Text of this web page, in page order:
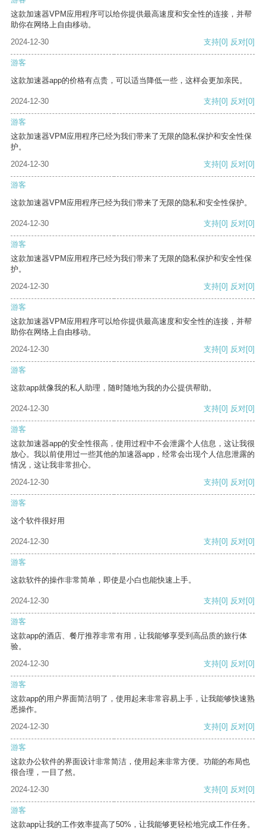
这款加速器VPM应用程序可以给你提供最高速度和安全性的连接，并帮
助你在网络上自由移动。
2024-12-30
支持[0] 反对[0]
游客
这款加速器app的价格有点贵，可以适当降低一些，这样会更加亲民。
2024-12-30 支持[0] 反对[0]
游客
这款加速器VPM应用程序已经为我们带来了无限的隐私保护和安全性保
护。
2024-12-30
支持[0] 反对[0]
游客
这款加速器VPM应用程序已经为我们带来了无限的隐私和安全性保护。
2024-12-30 支持[0] 反对[0]
游客
这款加速器VPM应用程序已经为我们带来了无限的隐私保护和安全性保
护。
2024-12-30
支持[0] 反对[0]
游客
这款加速器VPM应用程序可以给你提供最高速度和安全性的连接，并帮
助你在网络上自由移动。
2024-12-30
支持[0] 反对[0]
游客
这款app就像我的私人助理，随时随地为我的办公提供帮助。
2024-12-30 支持[0] 反对[0]
游客
这款加速器app的安全性很高，使用过程中不会泄露个人信息，这让我很
放心。我以前使用过一些其他的加速器app，经常会出现个人信息泄露的
情况，这让我非常担心。
2024-12-30
支持[0] 反对[0]
游客
这个软件很好用
2024-12-30 支持[0] 反对[0]
游客
这款软件的操作非常简单，即使是小白也能快速上手。
2024-12-30 支持[0] 反对[0]
游客
这款app的酒店、餐厅推荐非常有用，让我能够享受到高品质的旅行体
验。
2024-12-30
支持[0] 反对[0]
游客
这款app的用户界面简洁明了，使用起来非常容易上手，让我能够快速熟
悉操作。
2024-12-30
支持[0] 反对[0]
游客
这款办公软件的界面设计非常简洁，使用起来非常方便。功能的布局也
很合理，一目了然。
2024-12-30
支持[0] 反对[0]
游客
这款app让我的工作效率提高了50%，让我能够更轻松地完成工作任务。